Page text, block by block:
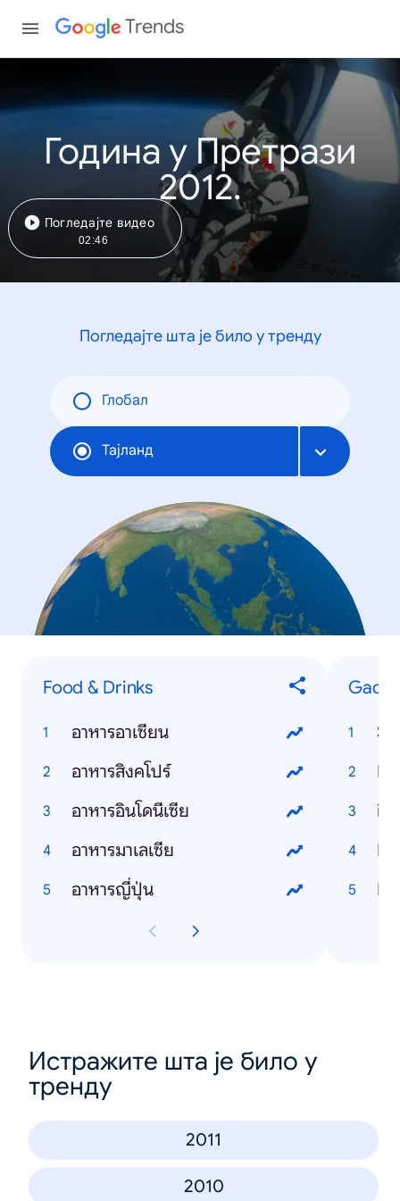
Trends
Година у Претрази
2012.
Погледајте видео
02:46
Погледајте шта је било у тренду
Глобал
Тајланд
Food & Drinks
อาหารอาเซียน
อาหารสิงคโปร์
อาหารอินโดนีเซีย
อาหารมาเลเซีย
อาหารญี่ปุ่น
Истражите шта је било у
тренду
2011
2010